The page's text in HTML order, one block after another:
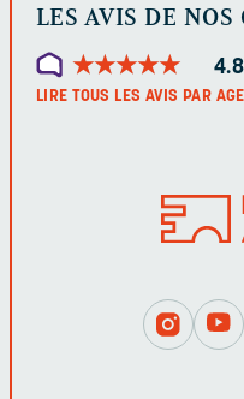
LES AVIS DE NOS
★★★★★
★★★★★ 4.8
LIRE TOUS LES AVIS PAR